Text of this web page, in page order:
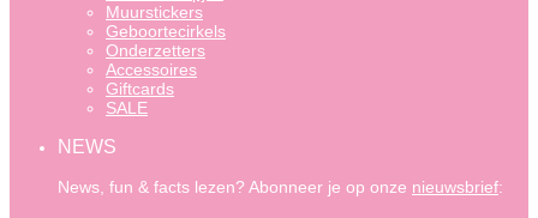
Muurstickers
Geboortecirkels
Onderzetters
Accessoires
Giftcards
SALE
NEWS
News, fun & facts lezen? Abonneer je op onze nieuwsbrief: